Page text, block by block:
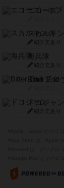
エコーズ
スカルキ
紹介文あり
海兵隊
紹介文あり
Bitter End
ドコジャン
紹介文あり